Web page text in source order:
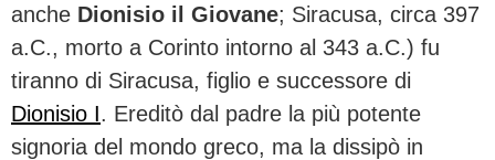
anche Dionisio il Giovane; Siracusa, circa 397
a.C., morto a Corinto intorno al 343 a.C.) fu
tiranno di Siracusa, figlio e successore di
Dionisio I. Ereditò dal padre la più potente
signoria del mondo greco, ma la dissipò in